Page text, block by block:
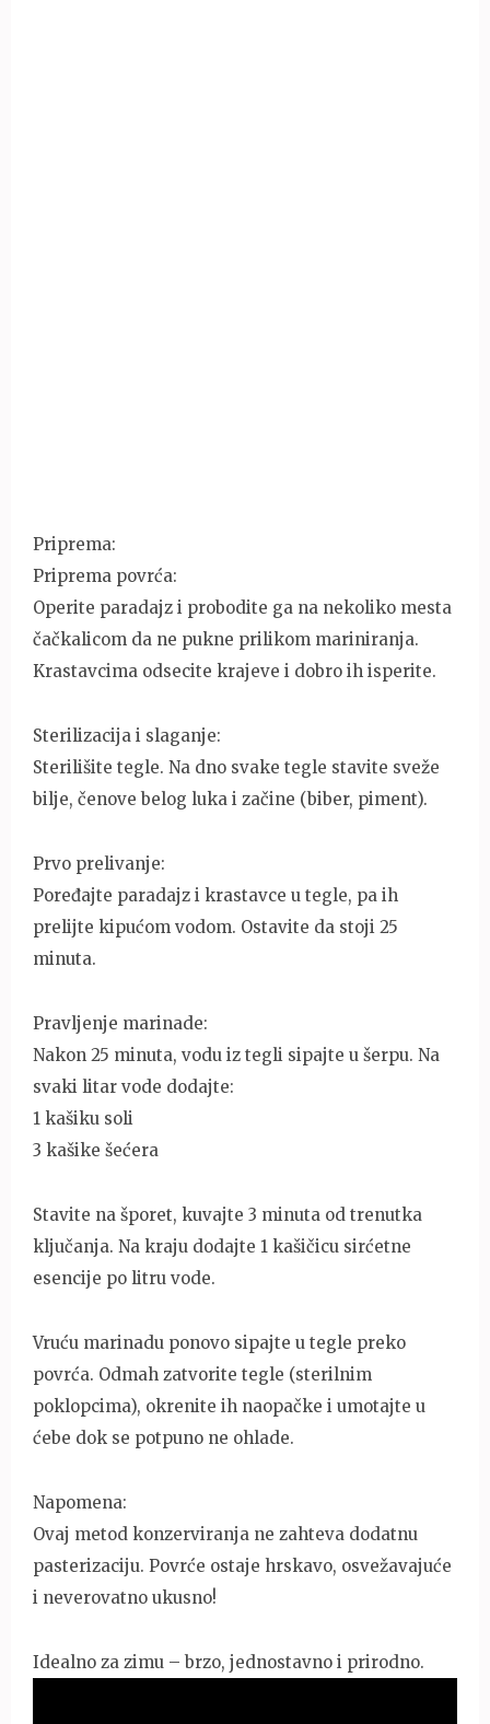
Priprema:
Priprema povrća:
Operite paradajz i probodite ga na nekoliko mesta
čačkalicom da ne pukne prilikom mariniranja.
Krastavcima odsecite krajeve i dobro ih isperite.
Sterilizacija i slaganje:
Sterilišite tegle. Na dno svake tegle stavite sveže
bilje, čenove belog luka i začine (biber, piment).
Prvo prelivanje:
Poređajte paradajz i krastavce u tegle, pa ih
prelijte kipućom vodom. Ostavite da stoji 25
minuta.
Pravljenje marinade:
Nakon 25 minuta, vodu iz tegli sipajte u šerpu. Na
svaki litar vode dodajte:
1 kašiku soli
3 kašike šećera
Stavite na šporet, kuvajte 3 minuta od trenutka
ključanja. Na kraju dodajte 1 kašičicu sirćetne
esencije po litru vode.
Vruću marinadu ponovo sipajte u tegle preko
povrća. Odmah zatvorite tegle (sterilnim
poklopcima), okrenite ih naopačke i umotajte u
ćebe dok se potpuno ne ohlade.
Napomena:
Ovaj metod konzerviranja ne zahteva dodatnu
pasterizaciju. Povrće ostaje hrskavo, osvežavajuće
i neverovatno ukusno!
Idealno za zimu – brzo, jednostavno i prirodno.